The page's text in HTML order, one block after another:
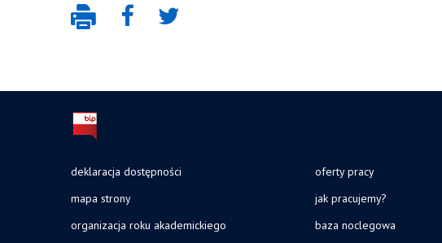
deklaracja dostępności
mapa strony
organizacja roku akademickiego
oferty pracy
jak pracujemy?
baza noclegowa